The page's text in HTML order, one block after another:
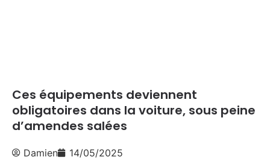
Ces équipements deviennent
obligatoires dans la voiture, sous peine
d’amendes salées
Damien 14/05/2025